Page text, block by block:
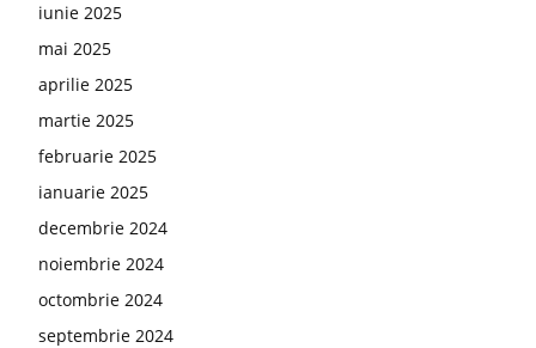
iunie 2025
mai 2025
aprilie 2025
martie 2025
februarie 2025
ianuarie 2025
decembrie 2024
noiembrie 2024
octombrie 2024
septembrie 2024